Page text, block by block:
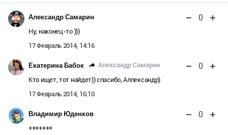
Александр Самарин 0
Ну, наконец-то )))
17 Февраль 2014, 14:16
Екатерина Бабок Александр Самарин 0
Кто ищет, тот найдет)) спасибо, Алпександр)
17 Февраль 2014, 16:10
Владимир Юденков 0
+++++++